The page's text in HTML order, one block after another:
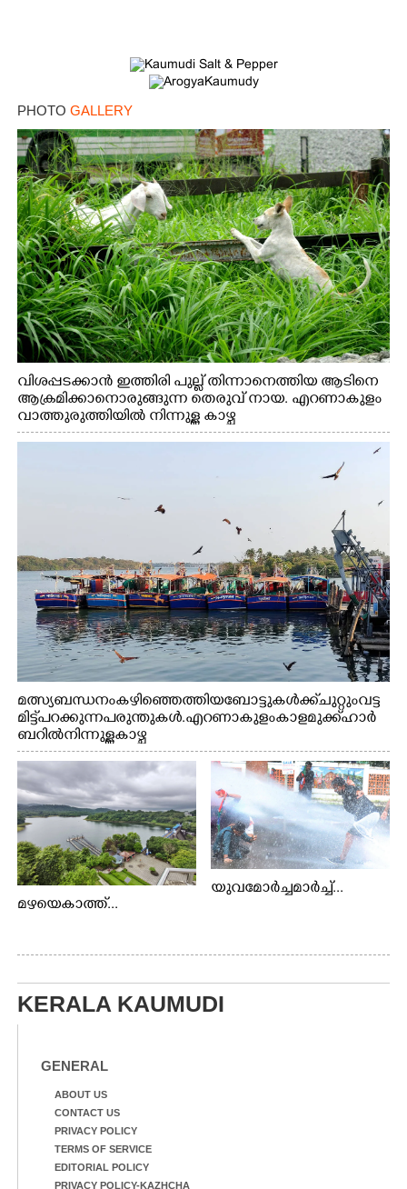
PHOTO GALLERY
വിശപ്പടക്കാൻ ഇത്തിരി പുല്ല് തിന്നാനെത്തിയ ആടിനെ
ആക്രമിക്കാനൊരുങ്ങുന്ന തെരുവ് നായ. എറണാകുളം
വാത്തുരുത്തിയിൽ നിന്നുള്ള കാഴ്ച
മത്സ്യബന്ധനം കഴിഞ്ഞെത്തിയ ബോട്ടുകൾക്ക് ചുറ്റും വട്ട
മിട്ട് പറക്കുന്ന പരുന്തുകൾ. എറണാകുളം കാളമുക്ക് ഹാർ
ബറിൽ നിന്നുള്ള കാഴ്ച
മഴയെകാത്ത്...
യുവമോർച്ചമാർച്ച്...
KERALA KAUMUDI
GENERAL
ABOUT US
CONTACT US
PRIVACY POLICY
TERMS OF SERVICE
EDITORIAL POLICY
PRIVACY POLICY-KAZHCHA
Share this link